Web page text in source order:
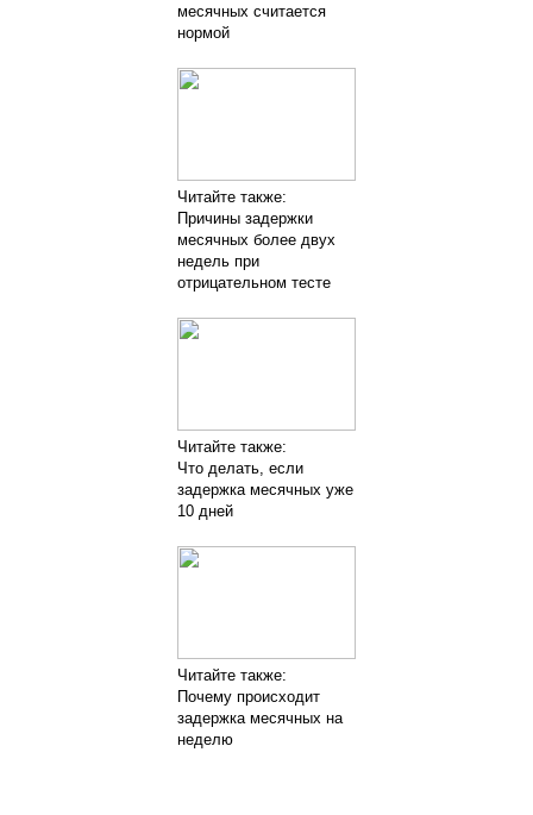
месячных считается
нормой
Читайте также:
Причины задержки
месячных более двух
недель при
отрицательном тесте
Читайте также:
Что делать, если
задержка месячных уже
10 дней
Читайте также:
Почему происходит
задержка месячных на
неделю